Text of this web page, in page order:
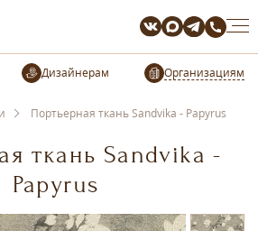
Организациям
Портьерная ткань Sandvika - Papyrus
ткань Sandvika -
Papyrus